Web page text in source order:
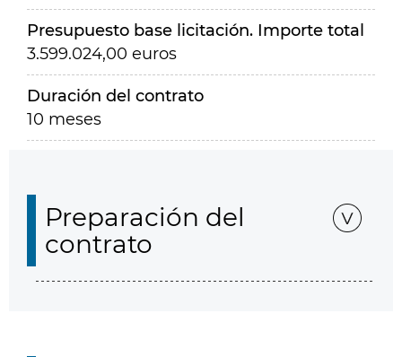
Presupuesto base licitación. Importe total
3.599.024,00 euros
Duración del contrato
10 meses
Preparación del
contrato